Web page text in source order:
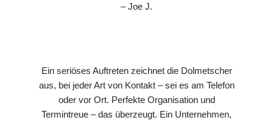
– Joe J.
Ein seriöses Auftreten zeichnet die Dolmetscher
aus, bei jeder Art von Kontakt – sei es am Telefon
oder vor Ort. Perfekte Organisation und
Termintreue – das überzeugt. Ein Unternehmen,